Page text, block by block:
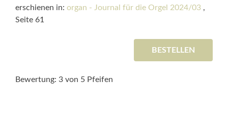
erschienen in: organ - Journal für die Orgel 2024/03 ,
Seite 61
BESTELLEN
Bewertung: 3 von 5 Pfeifen